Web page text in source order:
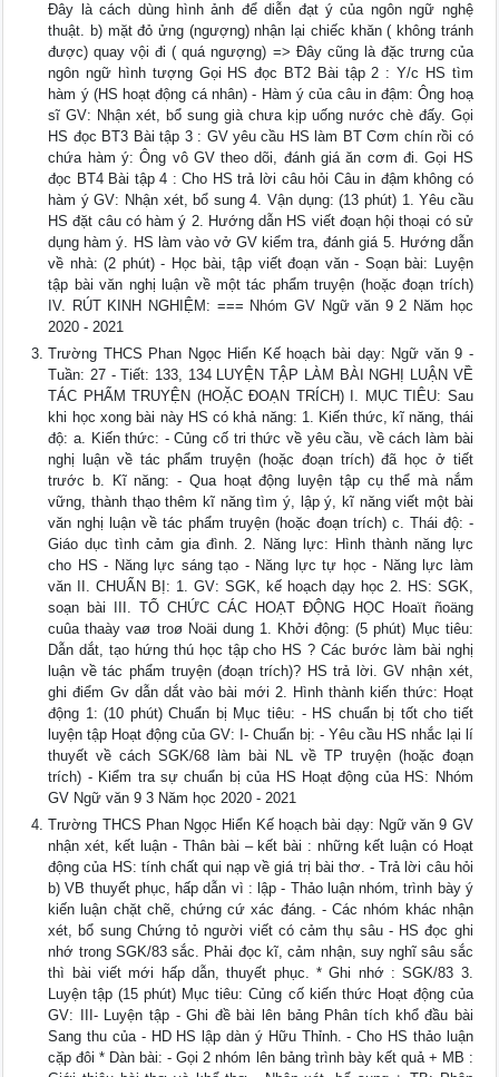
Đây là cách dùng hình ảnh để diễn đạt ý của ngôn ngữ nghệ
thuật. b) mặt đỏ ửng (ngượng) nhận lại chiếc khăn ( không tránh
được) quay vội đi ( quá ngượng) => Đây cũng là đặc trưng của
ngôn ngữ hình tượng Gọi HS đọc BT2 Bài tập 2 : Y/c HS tìm
hàm ý (HS hoạt động cá nhân) - Hàm ý của câu in đậm: Ông hoạ
sĩ GV: Nhận xét, bổ sung già chưa kịp uống nước chè đấy. Gọi
HS đọc BT3 Bài tập 3 : GV yêu cầu HS làm BT Cơm chín rồi có
chứa hàm ý: Ông vô GV theo dõi, đánh giá ăn cơm đi. Gọi HS
đọc BT4 Bài tập 4 : Cho HS trả lời câu hỏi Câu in đậm không có
hàm ý GV: Nhận xét, bổ sung 4. Vận dụng: (13 phút) 1. Yêu cầu
HS đặt câu có hàm ý 2. Hướng dẫn HS viết đoạn hội thoại có sử
dụng hàm ý. HS làm vào vở GV kiểm tra, đánh giá 5. Hướng dẫn
về nhà: (2 phút) - Học bài, tập viết đoạn văn - Soạn bài: Luyện
tập bài văn nghị luận về một tác phẩm truyện (hoặc đoạn trích)
IV. RÚT KINH NGHIỆM: === Nhóm GV Ngữ văn 9 2 Năm học
2020 - 2021
Trường THCS Phan Ngọc Hiển Kế hoạch bài dạy: Ngữ văn 9 -
Tuần: 27 - Tiết: 133, 134 LUYỆN TẬP LÀM BÀI NGHỊ LUẬN VỀ
TÁC PHẨM TRUYỆN (HOẶC ĐOẠN TRÍCH) I. MỤC TIÊU: Sau
khi học xong bài này HS có khả năng: 1. Kiến thức, kĩ năng, thái
độ: a. Kiến thức: - Củng cố tri thức về yêu cầu, về cách làm bài
nghị luận về tác phẩm truyện (hoặc đoạn trích) đã học ở tiết
trước b. Kĩ năng: - Qua hoạt động luyện tập cụ thể mà nắm
vững, thành thạo thêm kĩ năng tìm ý, lập ý, kĩ năng viết một bài
văn nghị luận về tác phẩm truyện (hoặc đoạn trích) c. Thái độ: -
Giáo dục tình cảm gia đình. 2. Năng lực: Hình thành năng lực
cho HS - Năng lực sáng tạo - Năng lực tự học - Năng lực làm
văn II. CHUẨN BỊ: 1. GV: SGK, kế hoạch dạy học 2. HS: SGK,
soạn bài III. TỔ CHỨC CÁC HOẠT ĐỘNG HỌC Hoaït ñoäng
cuûa thaày vaø troø Noäi dung 1. Khởi động: (5 phút) Mục tiêu:
Dẫn dắt, tạo hứng thú học tập cho HS ? Các bước làm bài nghị
luận về tác phẩm truyện (đoạn trích)? HS trả lời. GV nhận xét,
ghi điểm Gv dẫn dắt vào bài mới 2. Hình thành kiến thức: Hoạt
động 1: (10 phút) Chuẩn bị Mục tiêu: - HS chuẩn bị tốt cho tiết
luyện tập Hoạt động của GV: I- Chuẩn bị: - Yêu cầu HS nhắc lại lí
thuyết về cách SGK/68 làm bài NL về TP truyện (hoặc đoạn
trích) - Kiểm tra sự chuẩn bị của HS Hoạt động của HS: Nhóm
GV Ngữ văn 9 3 Năm học 2020 - 2021
Trường THCS Phan Ngọc Hiển Kế hoạch bài dạy: Ngữ văn 9 GV
nhận xét, kết luận - Thân bài – kết bài : những kết luận có Hoạt
động của HS: tính chất qui nạp về giá trị bài thơ. - Trả lời câu hỏi
b) VB thuyết phục, hấp dẫn vì : lập - Thảo luận nhóm, trình bày ý
kiến luận chặt chẽ, chứng cứ xác đáng. - Các nhóm khác nhận
xét, bổ sung Chứng tỏ người viết có cảm thụ sâu - HS đọc ghi
nhớ trong SGK/83 sắc. Phải đọc kĩ, cảm nhận, suy nghĩ sâu sắc
thì bài viết mới hấp dẫn, thuyết phục. * Ghi nhớ : SGK/83 3.
Luyện tập (15 phút) Mục tiêu: Củng cố kiến thức Hoạt động của
GV: III- Luyện tập - Ghi đề bài lên bảng Phân tích khổ đầu bài
Sang thu của - HD HS lập dàn ý Hữu Thỉnh. - Cho HS thảo luận
cặp đôi * Dàn bài: - Gọi 2 nhóm lên bảng trình bày kết quả + MB :